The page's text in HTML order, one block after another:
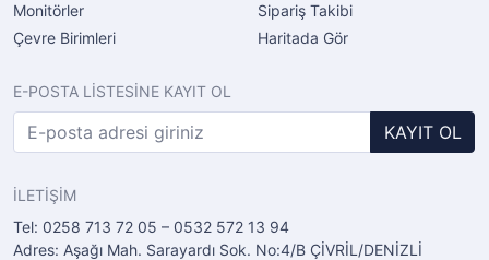
Monitörler
Çevre Birimleri
Sipariş Takibi
Haritada Gör
E-POSTA LİSTESİNE KAYIT OL
KAYIT OL
İLETİŞİM
Tel: 0258 713 72 05 – 0532 572 13 94
Adres: Aşağı Mah. Sarayardı Sok. No:4/B ÇİVRİL/DENİZLİ